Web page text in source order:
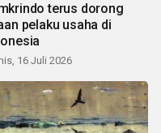
terus dorong
pelaku usaha di
16 Juli 2026